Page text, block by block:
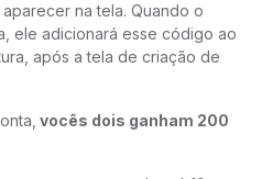
na tela. Quando o
ele adicionará esse código ao
após a tela de criação de
vocês dois ganham 200